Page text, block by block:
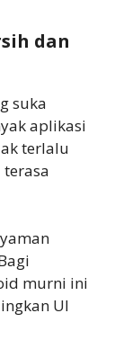
dan
suka
aplikasi
terlalu
murni ini
UI